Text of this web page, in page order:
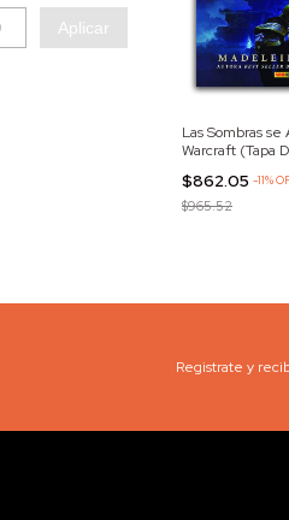
Aplicar
Las Sombras se
Warcraft (Tapa
$862.05 -11%
$965.52
Registrate y